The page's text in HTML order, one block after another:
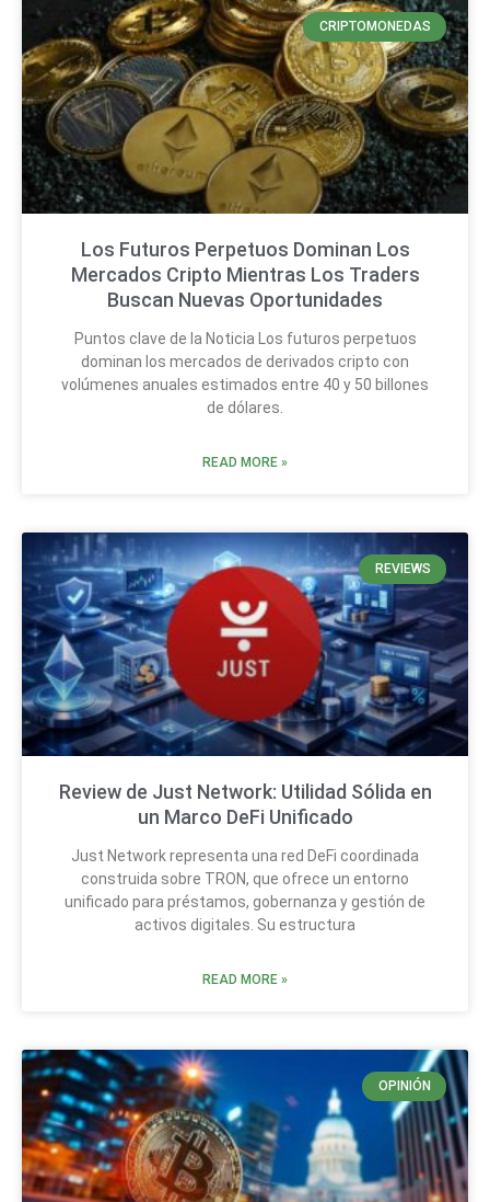
CRIPTOMONEDAS
Los Futuros Perpetuos Dominan Los
Mercados Cripto Mientras Los Traders
Buscan Nuevas Oportunidades
Puntos clave de la Noticia Los futuros perpetuos
dominan los mercados de derivados cripto con
volúmenes anuales estimados entre 40 y 50 billones
de dólares.
READ MORE »
REVIEWS
Review de Just Network: Utilidad Sólida en
un Marco DeFi Unificado
Just Network representa una red DeFi coordinada
construida sobre TRON, que ofrece un entorno
unificado para préstamos, gobernanza y gestión de
activos digitales. Su estructura
READ MORE »
OPINIÓN